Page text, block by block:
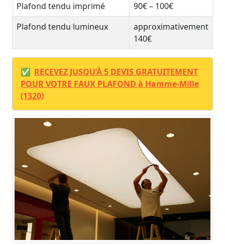
Plafond tendu imprimé
90€ – 100€
Plafond tendu lumineux
approximativement
140€
✅ RECEVEZ JUSQU’À 5 DEVIS GRATUITEMENT
POUR VOTRE FAUX PLAFOND à Hamme-Mille
(1320)